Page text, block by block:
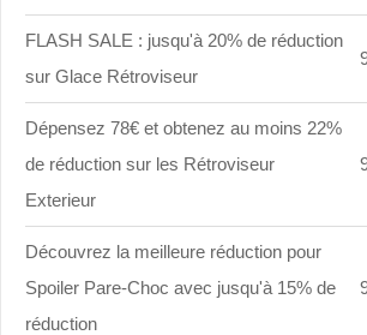
FLASH SALE : jusqu'à 20% de réduction
sur Glace Rétroviseur
Dépensez 78€ et obtenez au moins 22%
de réduction sur les Rétroviseur
Exterieur
Découvrez la meilleure réduction pour
Spoiler Pare-Choc avec jusqu'à 15% de
réduction